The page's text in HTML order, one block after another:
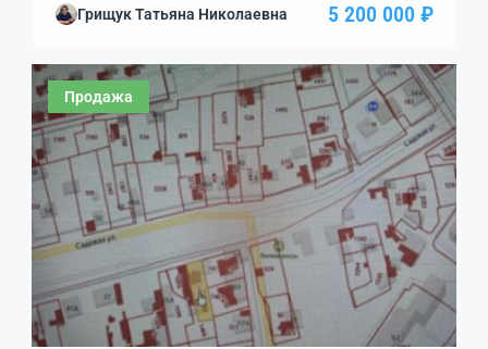
расстояние 700м .Документы РФ.Магазины в пешей
так и для бизнеса .
Грищук Татьяна Николаевна 5 200 000 ₽
Продажа